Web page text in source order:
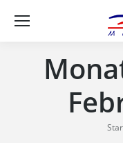
Sie